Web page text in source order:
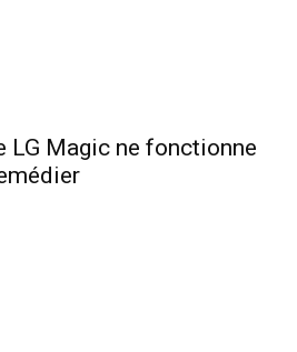
LG Magic ne fonctionne